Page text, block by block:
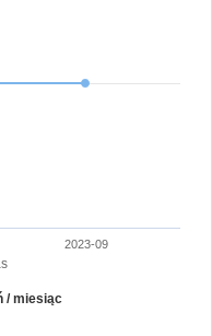
/ miesiąc
2023-09